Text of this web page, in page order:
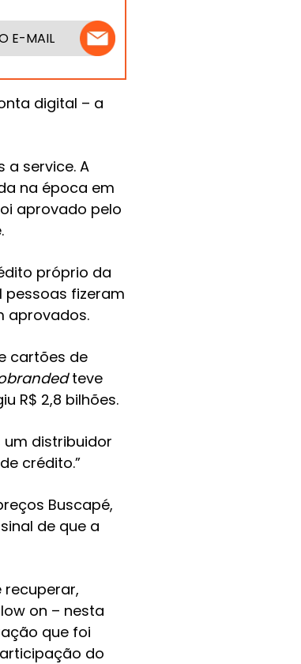
E-MAIL
digital – a
a service. A
na época em
aprovado pelo
próprio da
fizeram
aprovados.
cartões de
teve
R$ 2,8 bilhões.
um distribuidor
crédito.”
Buscapé,
de que a
recuperar,
on – nesta
que foi
do